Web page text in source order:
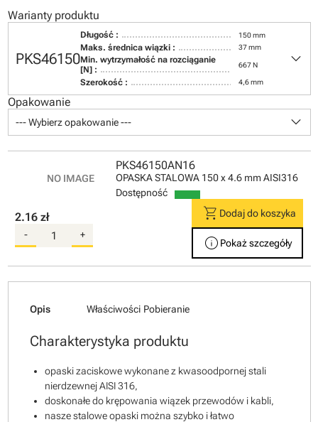
Warianty produktu
PKS46150
Długość : 150 mm
Maks. średnica wiązki : 37 mm
Min. wytrzymałość na rozciąganie
[N] :
667 N
Szerokość : 4,6 mm
keyboard_arrow_down
Opakowanie
--- Wybierz opakowanie --- keyboard_arrow_down
PKS46150AN16
OPASKA STALOWA 150 x 4.6 mm AISI316
Dostępność
2.16 zł
- +
shopping_cart Dodaj do koszyka
info Pokaż szczegóły
Opis Właściwości Pobieranie
Charakterystyka produktu
opaski zaciskowe wykonane z kwasoodpornej stali
nierdzewnej AISI 316,
doskonałe do krępowania wiązek przewodów i kabli,
nasze stalowe opaski można szybko i łatwo